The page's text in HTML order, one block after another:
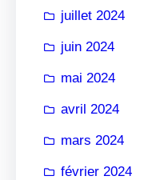
juillet 2024
juin 2024
mai 2024
avril 2024
mars 2024
février 2024